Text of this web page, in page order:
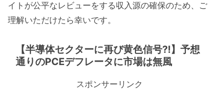
イトが公平なレビューをする収入源の確保のため、ご
理解いただけたら幸いです。
【半導体セクターに再び黄色信号?!】予想
通りのPCEデフレータに市場は無風
スポンサーリンク